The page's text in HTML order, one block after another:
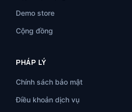
Demo store
Cộng đồng
PHÁP LÝ
Chính sách bảo mật
Điều khoản dịch vụ